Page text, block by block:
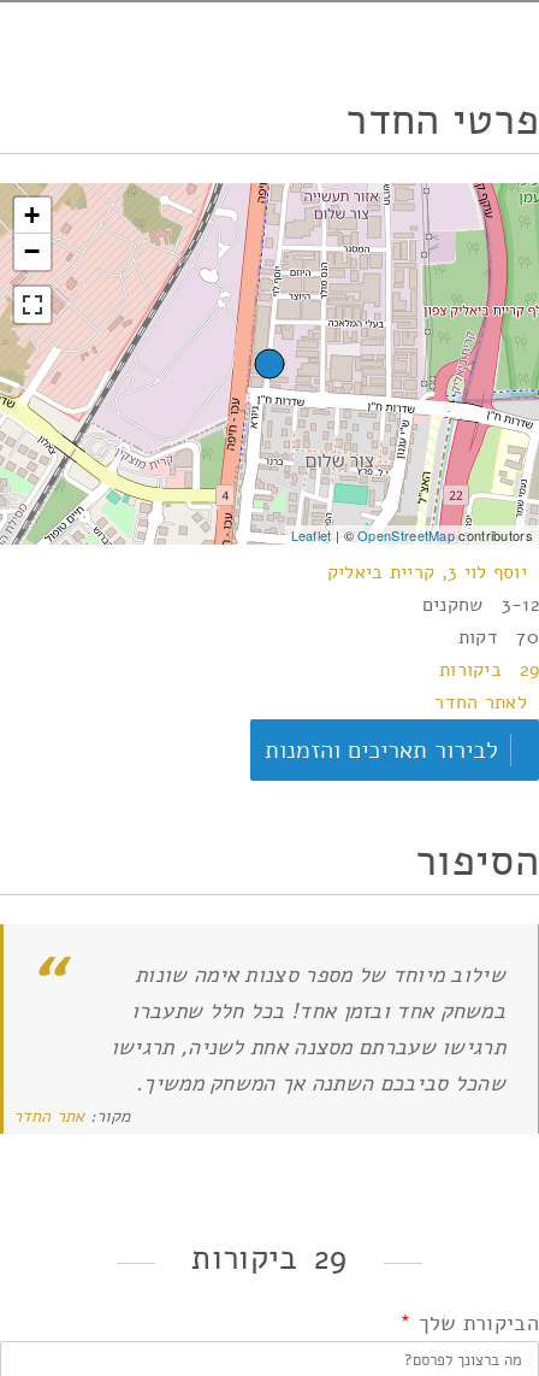
פרטי החדר
+
−
Leaflet| ©OpenStreetMapcontributors
יוסף לוי 3, קריית ביאליק
3-12 שחקנים
70 דקות
29 ביקורות
לאתר החדר
לבירור תאריכים והזמנות
הסיפור
שילוב מיוחד של מספר סצנות אימה שונות
במשחק אחד ובזמן אחד! בכל חלל שתעברו
תרגישו שעברתם מסצנה אחת לשניה, תרגישו
שהכל סביבכם השתנה אך המשחק ממשיך.
מקור:אתר החדר
29 ביקורות
הביקורת שלך *